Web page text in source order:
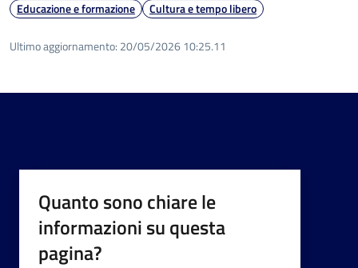
Educazione e formazione Cultura e tempo libero
Ultimo aggiornamento: 20/05/2026 10:25.11
Quanto sono chiare le
informazioni su questa
pagina?